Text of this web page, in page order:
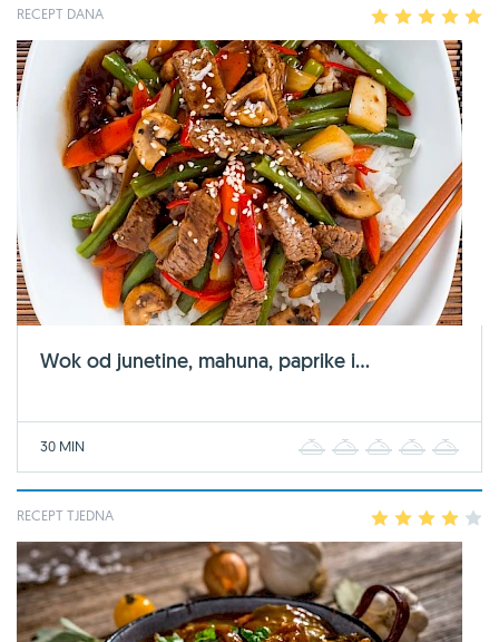
RECEPT DANA 2 3 4
Wok od junetine, mahuna, paprike i...
30 MIN 2 3 4
RECEPT TJEDNA 2 3 4